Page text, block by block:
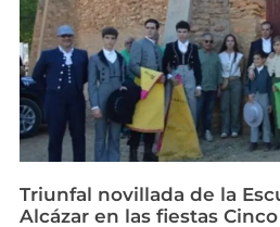
Triunfal novillada de la
Alcázar en las fiestas Cinco